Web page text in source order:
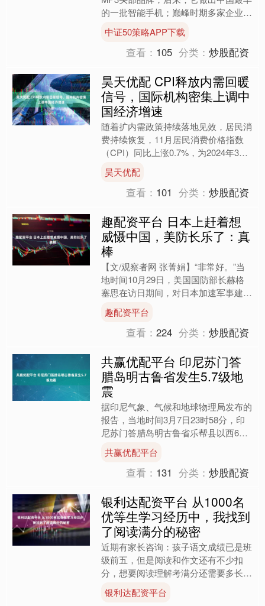
的一批智能手机；巅峰时期多家企业入
股，一度被视为最有希望的国产手机品
牌之一，但如今手机圈似....
中证50策略APP下载
查看： 105 分类：炒股配资
昊天优配 CPI释放内需回暖
信号，国际机构密集上调中
国经济增速
随着扩内需政策持续落地见效，居民消
费持续恢复，11月居民消费价格指数
（CPI）同比上涨0.7%，为2024年3月
个月保持在1....
昊天优配
查看： 101 分类：炒股配资
趣配资平台 日本上赶着想
威慑中国，美防长乐了：真
棒
【文/观察者网 张菁娟】“非常好。”当
地时间10月29日，美国国防部长赫格
塞思在访日期间，对日本加速军事建
设、加码防卫开支的表态表示欢迎。
综合美国《华盛顿邮报....
趣配资平台
查看：224 分类：炒股配资
共赢优配平台 印尼苏门答
腊岛明古鲁省发生5.7级地
震
据印尼气象、气候和地球物理局发布的
报告，当地时间3月7日23时58分，印
尼苏门答腊岛明古鲁省乐帮县以西64
公里处发生5.7级地震，震源深度47公
里。（总台记者 ....
共赢优配平台
查看： 131 分类：炒股配资
银利达配资平台 从1000名
优等生学习经历中，我找到
了阅读满分的秘密
近期有家长咨询：孩子语文成绩已是班
级前五，但是阅读和作文还有不少扣
分，想要阅读理解考满分还需要多长时
间，需要多少次课？ 相信这是很多家
长的困惑，因为语文考试中阅....
银利达配资平台